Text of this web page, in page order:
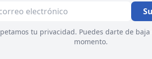
tu privacidad. Puedes darte de
momento.